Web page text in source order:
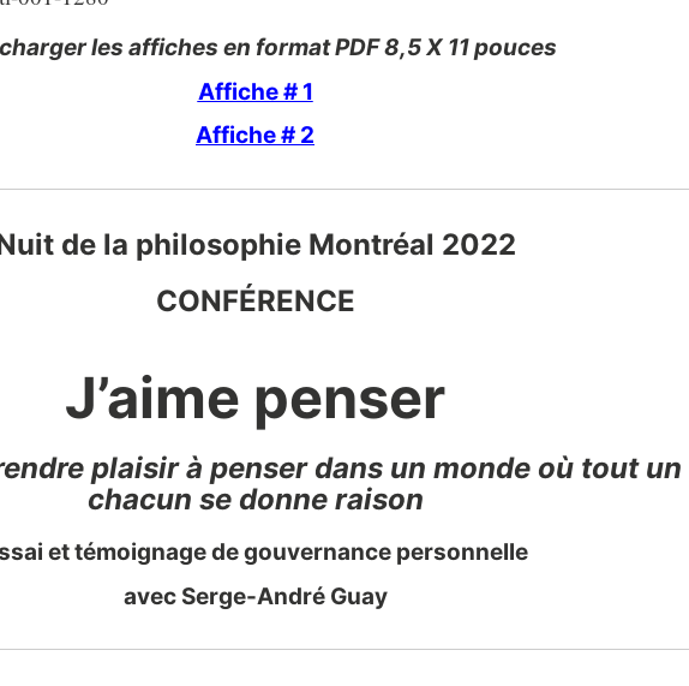
les affiches en format PDF 8,5 X 11 pouces
Affiche # 1
Affiche # 2
de la philosophie Montréal 2022
CONFÉRENCE
J’aime penser
plaisir à penser dans un monde où tout un
chacun se donne raison
et témoignage de gouvernance personnelle
avec Serge-André Guay